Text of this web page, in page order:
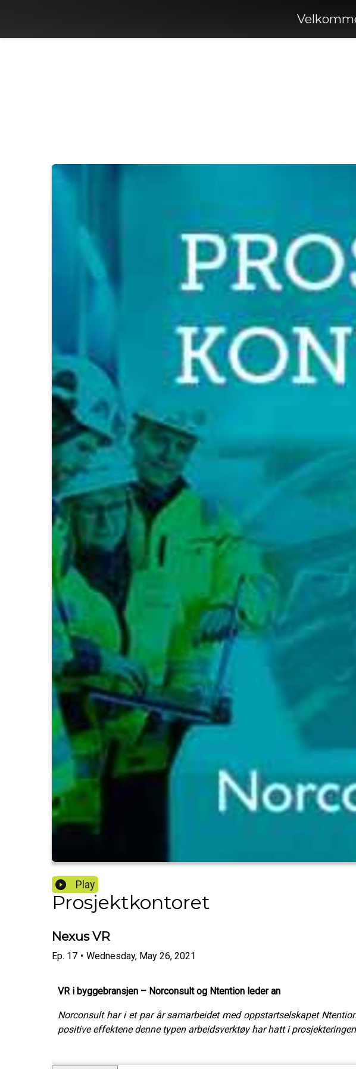
Play
Prosjektkontoret
Nexus VR
Ep. 17 • Wednesday, May 26, 2021
VR i byggebransjen – Norconsult og Ntention leder an
Norconsult har i et par år samarbeidet med oppstartselskapet
positive effektene denne typen arbeidsverktøy har hatt i